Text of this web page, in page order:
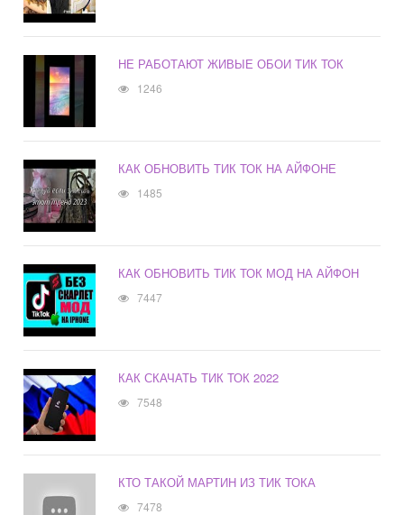
НЕ РАБОТАЮТ ЖИВЫЕ ОБОИ ТИК ТОК
1246
КАК ОБНОВИТЬ ТИК ТОК НА АЙФОНЕ
1485
КАК ОБНОВИТЬ ТИК ТОК МОД НА АЙФОН
7447
КАК СКАЧАТЬ ТИК ТОК 2022
7548
КТО ТАКОЙ МАРТИН ИЗ ТИК ТОКА
7478